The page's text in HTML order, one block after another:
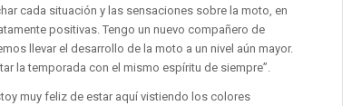
cada situación y las sensaciones sobre la moto, en
positivas. Tengo un nuevo compañero de
llevar el desarrollo de la moto a un nivel aún mayor.
la temporada con el mismo espíritu de siempre”.
muy feliz de estar aquí vistiendo los colores